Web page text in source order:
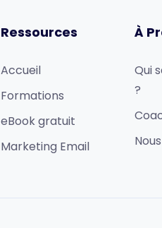
Ressources
Accueil
Formations
eBook gratuit
Marketing Email
À
Qui
?